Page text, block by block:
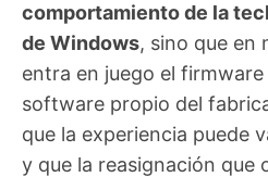
comportamiento de la
de Windows, sino que en
entra en juego el
software propio del
que la experiencia puede
y que la reasignación que